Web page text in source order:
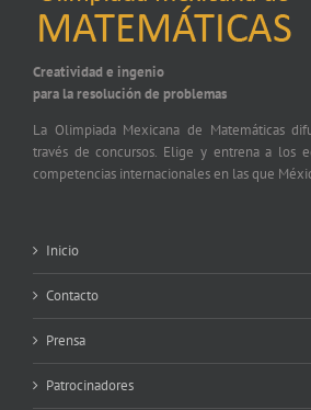
Creatividad e ingenio
para la resolución de problemas
La Olimpiada Mexicana de Matemáticas
través de concursos. Elige y entrena a los
competencias internacionales en las que
Inicio
Contacto
Prensa
Patrocinadores